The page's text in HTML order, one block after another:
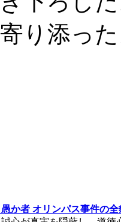
り添っ
か者 オリンパス事件の全